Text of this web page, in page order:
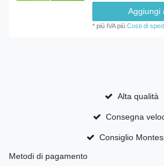
Aggiungi
*più IVApiùCosti di
Alta qualità
Consegna
Consiglio
Metodi di pagamento